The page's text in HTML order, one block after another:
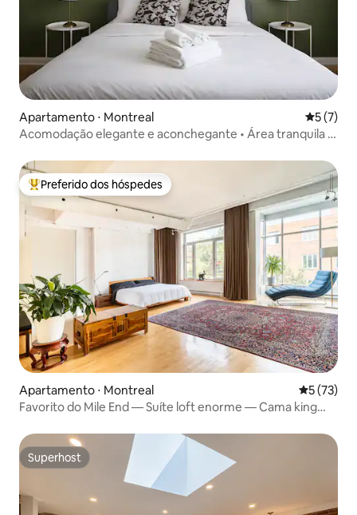
Apartamento ⋅ Montreal 5 de
5 (7)
Acomodação elegante e aconchegante • Área tranquila •
Entre os melhores preferidos dos hóspedes
Preferido dos hóspedes
Apartamento ⋅ Montreal 5 de uma
5 (73)
Favorito do Mile End — Suíte loft enorme — Cama king
Superhost
Superhost